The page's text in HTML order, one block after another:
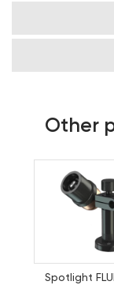
Other
Spotlight